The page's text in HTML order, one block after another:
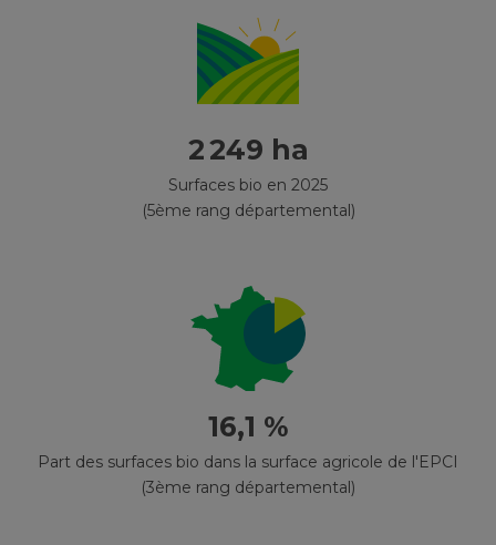
2 249 ha
Surfaces bio en 2025
(5ème rang départemental)
16,1 %
Part des surfaces bio dans la surface agricole de l'EPCI
(3ème rang départemental)